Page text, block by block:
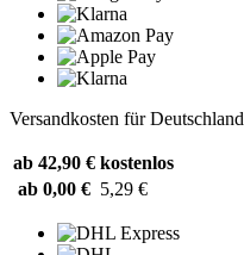
Versandkosten für Deutschland
ab 42,90 € kostenlos
ab 0,00 € 5,29 €